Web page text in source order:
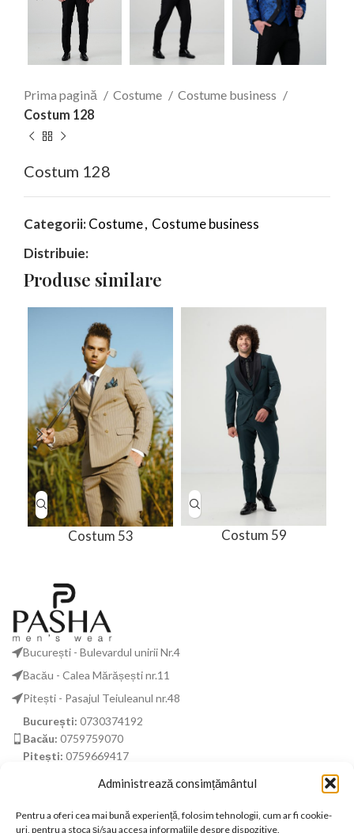
Administrează consimțământul
Pentru a oferi cea mai bună experiență, folosim tehnologii, cum ar fi cookie-
uri, pentru a stoca și/sau accesa informațiile despre dispozitive.
Prima pagină Costume
Costume business
Costum 128
Costum 128
Categorii:Costume, Costume business
Distribuie:
Produse similare
Costum 53 Costum 59
București - Bulevardul unirii Nr.4
Bacău - Calea Mărășești nr.11
Pitești - Pasajul Teiuleanul nr.48
București: 0730374192
Bacău: 0759759070
Pitești: 0759669417
business@pashamenofficial.com
DISCLAIMER